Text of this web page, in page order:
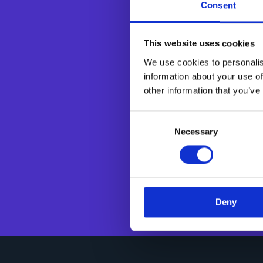
Consent
This website uses cookies
We use cookies to
information about your use
other information that
Necessary
Deny
et
le pilotage
cycles
électronique
Esker est
Pacifique,